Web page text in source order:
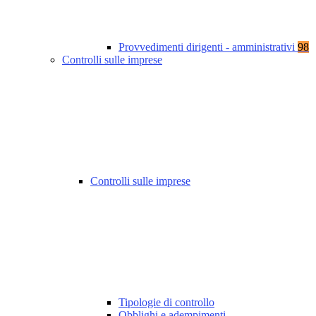
Provvedimenti dirigenti - amministrativi 98
Controlli sulle imprese
Controlli sulle imprese
Tipologie di controllo